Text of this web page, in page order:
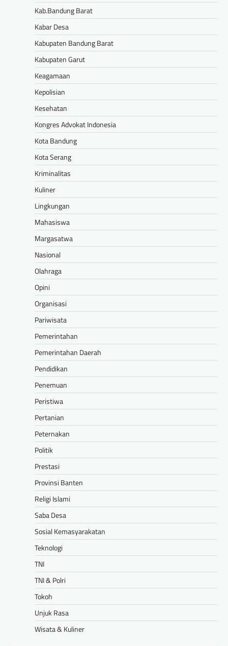
Kab.Bandung Barat
Kabar Desa
Kabupaten Bandung Barat
Kabupaten Garut
Keagamaan
Kepolisian
Kesehatan
Kongres Advokat Indonesia
Kota Bandung
Kota Serang
Kriminalitas
Kuliner
Lingkungan
Mahasiswa
Margasatwa
Nasional
Olahraga
Opini
Organisasi
Pariwisata
Pemerintahan
Pemerintahan Daerah
Pendidikan
Penemuan
Peristiwa
Pertanian
Peternakan
Politik
Prestasi
Provinsi Banten
Religi Islami
Saba Desa
Sosial Kemasyarakatan
Teknologi
TNI
TNI & Polri
Tokoh
Unjuk Rasa
Wisata & Kuliner